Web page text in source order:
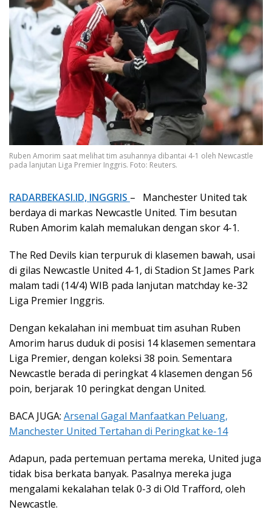
Ruben Amorim saat melihat tim asuhannya dibantai 4-1 oleh Newcastle
pada lanjutan Liga Premier Inggris. Foto: Reuters.
RADARBEKASI.ID, INGGRIS – Manchester United tak
berdaya di markas Newcastle United. Tim besutan
Ruben Amorim kalah memalukan dengan skor 4-1.
The Red Devils kian terpuruk di klasemen bawah, usai
di gilas Newcastle United 4-1, di Stadion St James Park
malam tadi (14/4) WIB pada lanjutan matchday ke-32
Liga Premier Inggris.
Dengan kekalahan ini membuat tim asuhan Ruben
Amorim harus duduk di posisi 14 klasemen sementara
Liga Premier, dengan koleksi 38 poin. Sementara
Newcastle berada di peringkat 4 klasemen dengan 56
poin, berjarak 10 peringkat dengan United.
BACA JUGA: Arsenal Gagal Manfaatkan Peluang,
Manchester United Tertahan di Peringkat ke-14
Adapun, pada pertemuan pertama mereka, United juga
tidak bisa berkata banyak. Pasalnya mereka juga
mengalami kekalahan telak 0-3 di Old Trafford, oleh
Newcastle.